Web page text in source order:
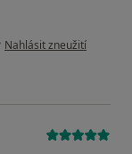
podle názoru uživatele
Nahlásit zneužití